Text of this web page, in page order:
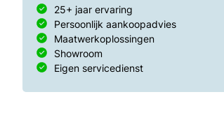
25+ jaar ervaring
Persoonlijk aankoopadvies
Maatwerkoplossingen
Showroom
Eigen servicedienst